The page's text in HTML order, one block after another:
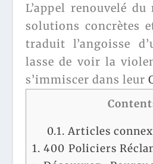
L’appel renouvelé
solutions concrètes
traduit l’angoisse
lasse de voir la
s’immiscer dans leur
0.1. Articles
1. 400 Policiers